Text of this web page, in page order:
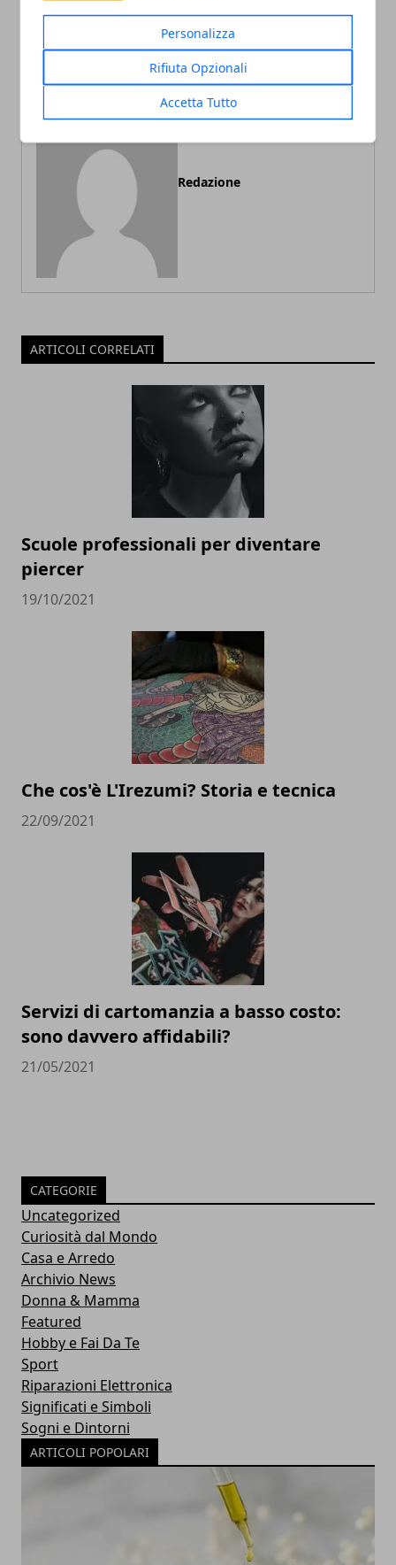
Personalizza
Rifiuta Opzionali
Accetta Tutto
Redazione
ARTICOLI CORRELATI
Scuole professionali per diventare
piercer
19/10/2021
Che cos'è L'Irezumi? Storia e tecnica
22/09/2021
Servizi di cartomanzia a basso costo:
sono davvero affidabili?
21/05/2021
CATEGORIE
Uncategorized
Curiosità dal Mondo
Casa e Arredo
Archivio News
Donna & Mamma
Featured
Hobby e Fai Da Te
Sport
Riparazioni Elettronica
Significati e Simboli
Sogni e Dintorni
ARTICOLI POPOLARI